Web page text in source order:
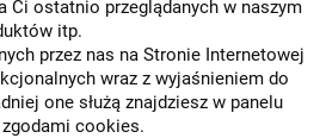
Ci ostatnio przeglądanych w naszym
itp.
przez nas na Stronie Internetowej
wraz z wyjaśnieniem do
one służą znajdziesz w panelu
cookies.